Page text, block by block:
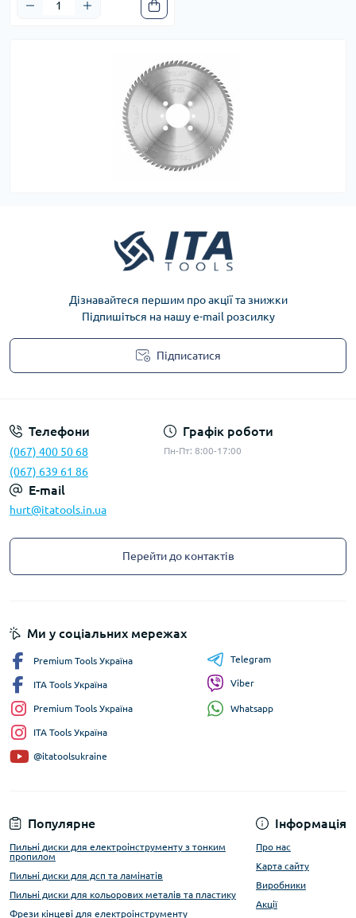
Дізнавайтеся першим про акції та знижки
Підпишіться на нашу e-mail розсилку
Підписатися
Телефони
(067) 400 50 68
(067) 639 61 86
Графік роботи
Пн-Пт: 8:00-17:00
E-mail
hurt@itatools.in.ua
Перейти до контактів
Популярне
Пильні диски для електроінструменту з тонким
пропилом
Пильні диски для дсп та ламінатів
Пильні диски для кольорових металів та пластику
Фрези кінцеві для електроінструменту
Інформація
Про нас
Карта сайту
Виробники
Акції
Ми у соціальних мережах
Premium Tools Україна
ITA Tools Україна
Premium Tools Україна
ITA Tools Україна
@itatoolsukraine
Telegram
Viber
Whatsapp